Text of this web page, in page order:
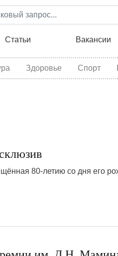
Перейти
к
содержанию
Статьи Вакансии
Здоровье Спорт
80-летию со дня его